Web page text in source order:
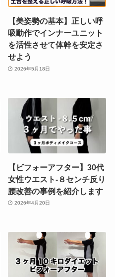
【美姿勢の基本】正しい呼
吸動作でインナーユニット
を活性させて体幹を安定さ
せよう
2026年5月18日
【ビフォーアフター】30代
女性ウエスト-８センチ反り
腰改善の事例を紹介します
2026年4月20日